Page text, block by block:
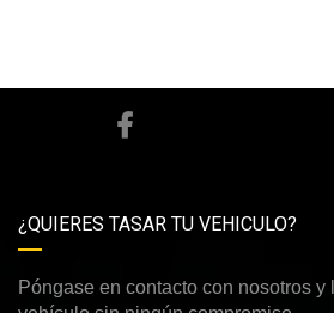
¿QUIERES TASAR TU VEHICULO?
Póngase en contacto con nosotros y